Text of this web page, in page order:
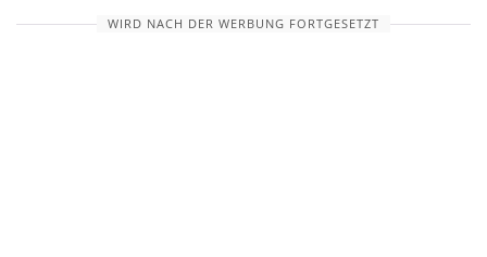
WIRD NACH DER WERBUNG FORTGESETZT